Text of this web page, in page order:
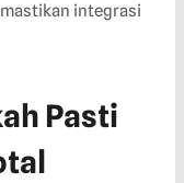
integrasi
Pasti